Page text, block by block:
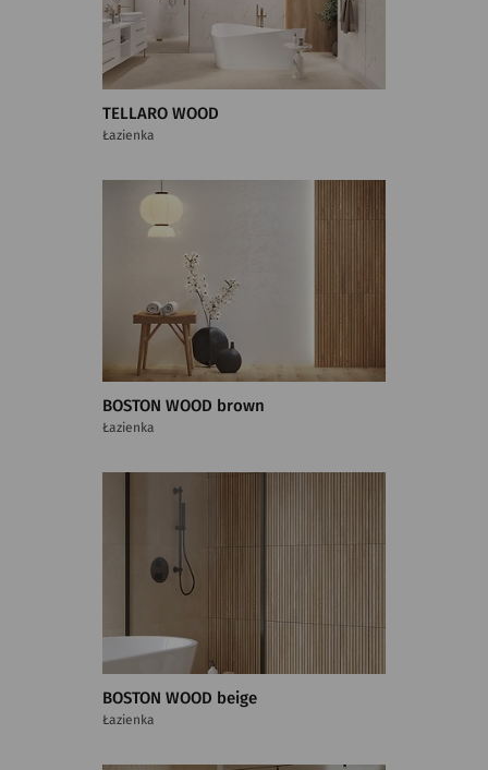
TELLARO WOOD
Łazienka
BOSTON WOOD brown
Łazienka
BOSTON WOOD beige
Łazienka